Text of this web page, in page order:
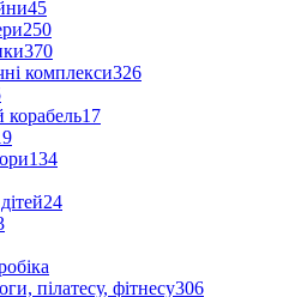
45
250
370
комплекси326
корабель17
134
24
пілатесу, фітнесу306